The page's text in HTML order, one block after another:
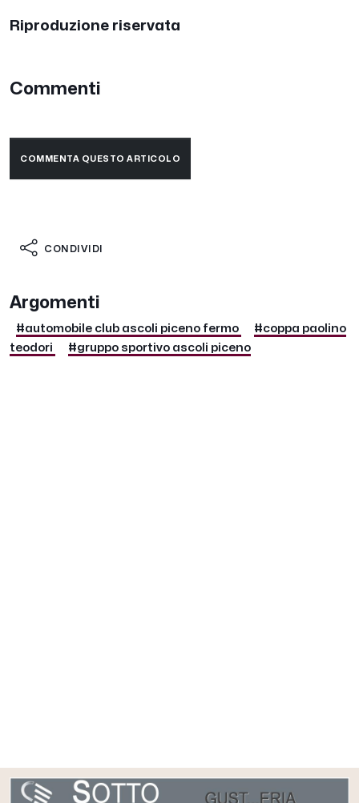
Riproduzione riservata
Commenti
COMMENTA QUESTO ARTICOLO
CONDIVIDI
Argomenti
#automobile club ascoli piceno fermo
#coppa paolino
teodori
#gruppo sportivo ascoli piceno